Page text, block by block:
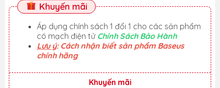
Khuyến mãi
Áp dụng chính sách 1 đổi 1 cho các sản phẩm
có mạch điện tử Chính Sách Bảo Hành
Lưu ý: Cách nhận biết sản phẩm Baseus
chính hãng
Khuyến mãi